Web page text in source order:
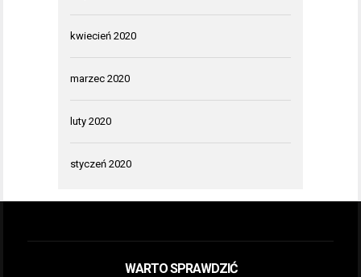
kwiecień 2020
marzec 2020
luty 2020
styczeń 2020
WARTO SPRAWDZIĆ